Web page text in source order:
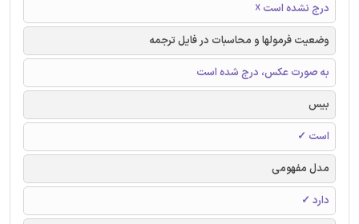
درج نشده است ☓
وضعیت فرمولها و محاسبات در فایل ترجمه
به صورت عکس، درج شده است
بیس
است ✓
مدل مفهومی
دارد ✓